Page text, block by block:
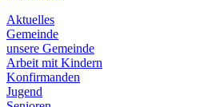
Aktuelles
Gemeinde
unsere Gemeinde
Arbeit mit Kindern
Konfirmanden
Jugend